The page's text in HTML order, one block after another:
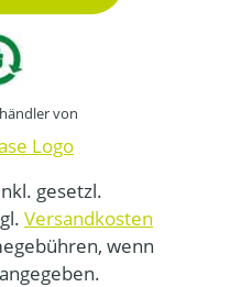
von
gesetzl.
Versandkosten
wenn